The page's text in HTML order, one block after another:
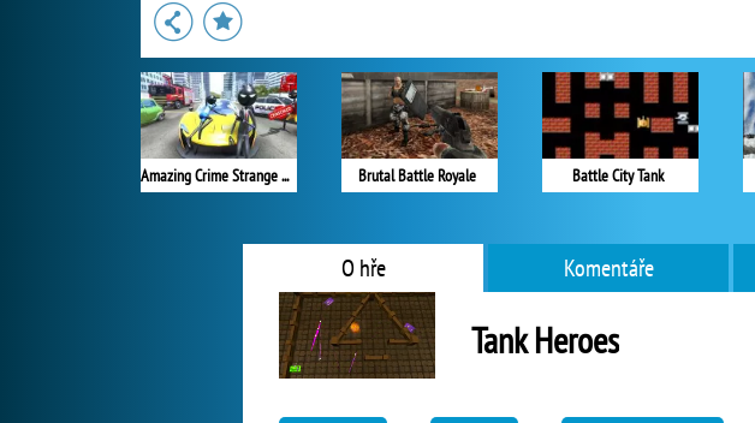
Amazing Crime Strange Stickman Brutal Battle Royale Battle City Tank
O hře Komentáře
Tank Heroes